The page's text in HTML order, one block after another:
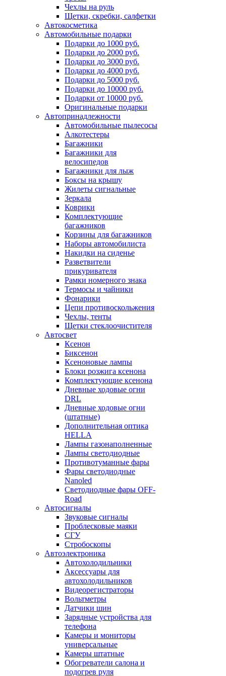
Чехлы на руль
Щетки, скребки, салфетки
Автокосметика
Автомобильные подарки
Подарки до 1000 руб.
Подарки до 2000 руб.
Подарки до 3000 руб.
Подарки до 4000 руб.
Подарки до 5000 руб.
Подарки до 10000 руб.
Подарки от 10000 руб.
Оригинальные подарки
Автопринадлежности
Автомобильные пылесосы
Алкотестеры
Багажники
Багажники для
велосипедов
Багажники для лыж
Боксы на крышу
Жилеты сигнальные
Зеркала
Коврики
Комплектующие
багажников
Корзины для багажников
Наборы автомобилиста
Накидки на сиденье
Разветвители
прикуривателя
Рамки номерного знака
Термосы и чайники
Фонарики
Цепи противоскольжения
Чехлы, тенты
Щетки стеклоочистителя
Автосвет
Ксенон
Биксенон
Ксеноновые лампы
Блоки розжига ксенона
Комплектующие ксенона
Дневные ходовые огни
DRL
Дневные ходовые огни
(штатные)
Дополнительная оптика
HELLA
Лампы газонаполненные
Лампы светодиодные
Противотуманные фары
Фары светодиодные
Nanoled
Светодиодные фары OFF-
Road
Автосигналы
Звуковые сигналы
Проблесковые маяки
СГУ
Стробоскопы
Автоэлектроника
Автохолодильники
Аксессуары для
автохолодильников
Видеорегистраторы
Вольтметры
Датчики шин
Зарядные устройства для
телефона
Камеры и мониторы
универсальные
Камеры штатные
Обогреватели салона и
подогрев руля